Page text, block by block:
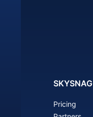
SKYSNAG
Pricing